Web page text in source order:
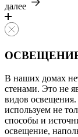
далее
В наших домах
стенами. Это не
видов
используем не
способы и
освещение,